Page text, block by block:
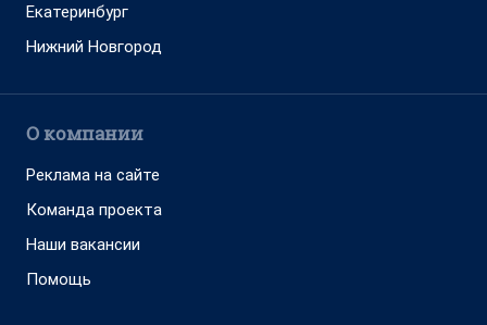
Екатеринбург
Нижний Новгород
О компании
Реклама на сайте
Команда проекта
Наши вакансии
Помощь